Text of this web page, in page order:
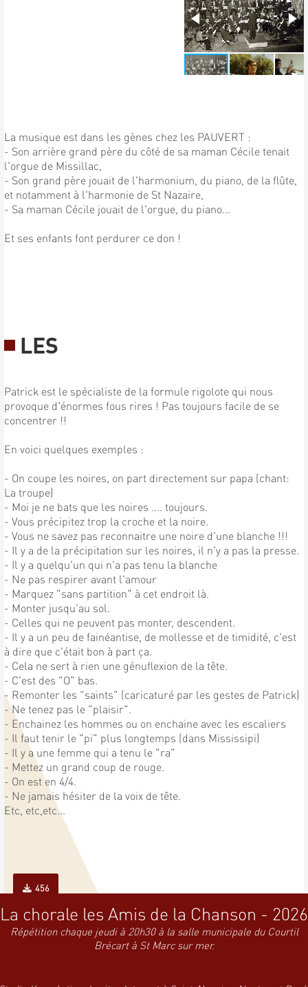
La musique est dans les gènes chez les PAUVERT :
- Son arrière grand père du côté de sa maman Cécile tenait
l'orgue de Missillac,
- Son grand père jouait de l'harmonium, du piano, de la flûte,
et notamment à l'harmonie de St Nazaire,
- Sa maman Cécile jouait de l'orgue, du piano...
Et ses enfants font perdurer ce don !
LES
Patrick est le spécialiste de la formule rigolote qui nous
provoque d'énormes fous rires ! Pas toujours facile de se
concentrer !!
En voici quelques exemples :
- On coupe les noires, on part directement sur papa (chant:
La troupe)
- Moi je ne bats que les noires .... toujours.
- Vous précipitez trop la croche et la noire.
- Vous ne savez pas reconnaitre une noire d'une blanche !!!
- Il y a de la précipitation sur les noires, il n'y a pas la presse.
- Il y a quelqu'un qui n'a pas tenu la blanche
- Ne pas respirer avant l'amour
- Marquez "sans partition" à cet endroit là.
- Monter jusqu'au sol.
- Celles qui ne peuvent pas monter, descendent.
- Il y a un peu de fainéantise, de mollesse et de timidité, c'est
à dire que c'était bon à part ça.
- Cela ne sert à rien une génuflexion de la tête.
- C'est des "O" bas.
- Remonter les "saints" (caricaturé par les gestes de Patrick)
- Ne tenez pas le "plaisir".
- Enchainez les hommes ou on enchaine avec les escaliers
- Il faut tenir le "pi" plus longtemps (dans Mississipi)
- Il y a une femme qui a tenu le "ra"
- Mettez un grand coup de rouge.
- On est en 4/4.
- Ne jamais hésiter de la voix de tête.
Etc, etc,etc...
456
La chorale les Amis de la Chanson - 2026
Répétition chaque jeudi à 20h30 à la salle municipale du Courtil
Brécart à St Marc sur mer.